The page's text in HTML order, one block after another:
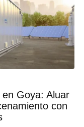
Goya: Aluar
con